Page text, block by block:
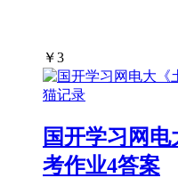
￥3
国开学习网
考作业4答案